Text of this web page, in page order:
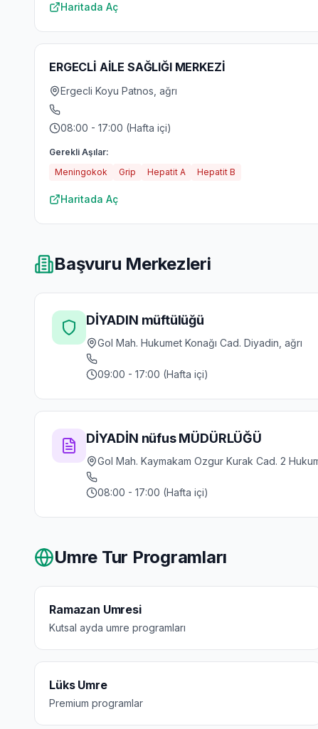
Haritada Aç
ERGECLİ AİLE SAĞLIĞI MERKEZİ
Ergecli Koyu Patnos, ağrı
08:00 - 17:00 (Hafta içi)
Gerekli Aşılar:
Meningokok
Grip Hepatit A Hepatit B
Haritada Aç
Başvuru Merkezleri
DİYADIN müftülüğü
Gol Mah. Hukumet Konağı Cad. Diyadin, ağrı
09:00 - 17:00 (Hafta içi)
DİYADİN nüfus MÜDÜRLÜĞÜ
Gol Mah. Kaymakam Ozgur Kurak Cad. 2
08:00 - 17:00 (Hafta içi)
Umre Tur Programları
Ramazan Umresi
Kutsal ayda umre programları
Lüks Umre
Premium programlar